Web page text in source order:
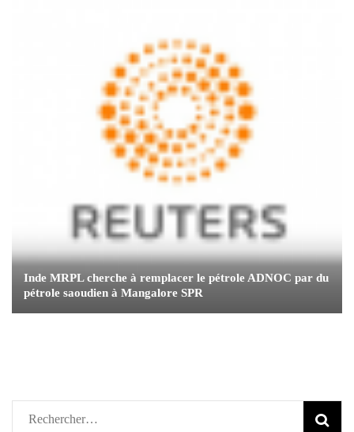
Inde MRPL cherche à remplacer le pétrole ADNOC par du
pétrole saoudien à Mangalore SPR
Rechercher :